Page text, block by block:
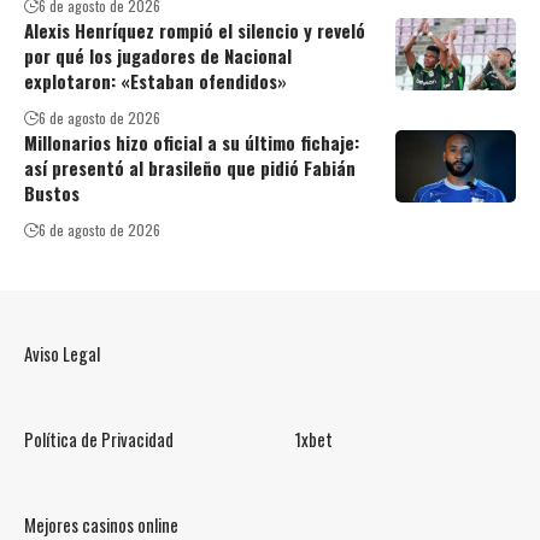
6 de agosto de 2026
Alexis Henríquez rompió el silencio y reveló
por qué los jugadores de Nacional
explotaron: «Estaban ofendidos»
6 de agosto de 2026
Millonarios hizo oficial a su último fichaje:
así presentó al brasileño que pidió Fabián
Bustos
6 de agosto de 2026
Aviso Legal
Política de Privacidad 1xbet
Mejores casinos online